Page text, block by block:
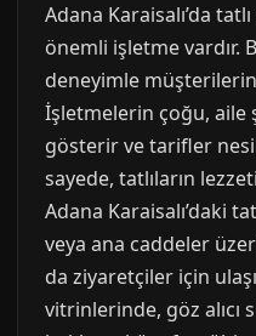
Adana Karaisalı’da
önemli işletme vardır.
deneyimle
İşletmelerin çoğu,
gösterir ve tarifler
sayede, tatlıların
Adana Karaisalı’daki
veya ana caddeler
da ziyaretçiler için
vitrinlerinde, göz alıcı